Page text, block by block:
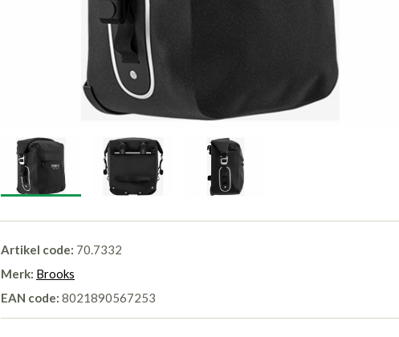
Artikel code: 70.7332
Merk: Brooks
EAN code: 8021890567253